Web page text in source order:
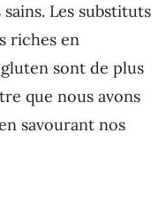
Les substituts
riches en
sont de plus
que nous avons
savourant nos